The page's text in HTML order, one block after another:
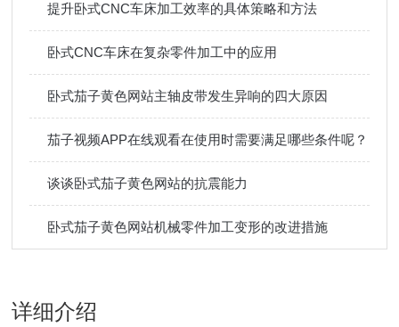
提升卧式CNC车床加工效率的具体策略和方法
卧式CNC车床在复杂零件加工中的应用
卧式茄子黄色网站主轴皮带发生异响的四大原因
茄子视频APP在线观看在使用时需要满足哪些条件呢？
谈谈卧式茄子黄色网站的抗震能力
卧式茄子黄色网站机械零件加工变形的改进措施
详细介绍